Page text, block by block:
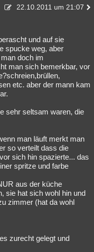
22.10.2011 um 21:07
und auf sie
spucke weg, aber
doch im
man sich bemerkbar, vor
etc. aber der mann kam
sehr seltsam waren, die
man läuft merkt man
so verteilt dass die
sich hin spazierte... das
spritze und farbe
aus der küche
sie hat sich wohl hin und
zimmer (hat da wohl
zurecht gelegt und